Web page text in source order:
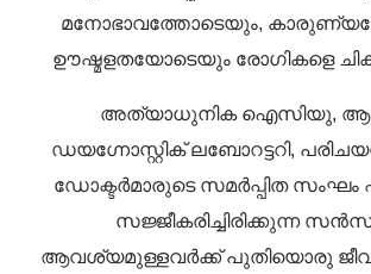
മനോഭാവത്തോടെയും,
ഊഷ്മളതയോടെയും രോഗികളെ
അത്യാധുനിക ഐസിയു,
ഡയഗ്നോസ്റ്റിക് ലബോറട്ടറി,
ഡോക്ടർമാരുടെ സമർപ്പിത സംഘം
സജ്ജീകരിച്ചിരിക്കുന്ന
ആവശ്യമുള്ളവർക്ക് പുതിയൊരു